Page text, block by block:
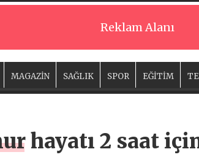
Reklam Alanı
MAGAZİN SAĞLIK SPOR EĞİTİM
hayatı 2 saat